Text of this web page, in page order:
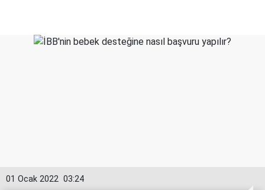
03:24
01 Ocak 2022